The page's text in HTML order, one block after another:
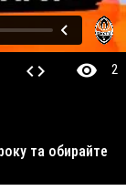
code visibility 2